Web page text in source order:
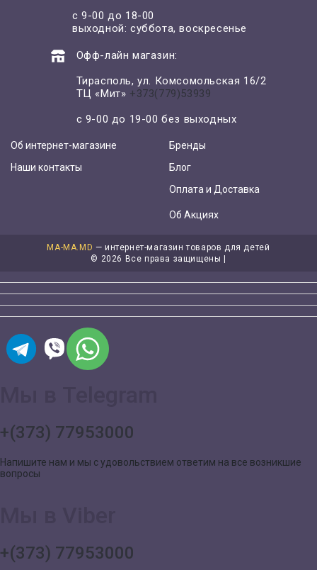
с 9-00 до 18-00
выходной: суббота, воскресенье
Офф-лайн магазин:
Тирасполь, ул. Комсомольская 16/2
ТЦ «Мит» +373(779)53939
с 9-00 до 19-00 без выходных
Об интернет-магазине
Наши контакты
Бренды
Блог
Оплата и Доставка
Об Акциях
MA-MA.MD — интернет-магазин товаров для детей
© 2026 Все права защищены |
+(373) 77953000
Напишите нам и мы с удовольствием ответим на все возникшие
вопросы
+(373) 77953000